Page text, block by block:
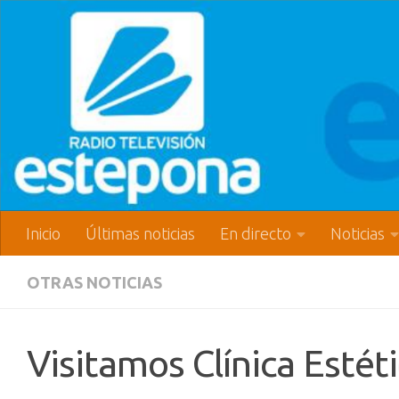
Inicio Últimas noticias En directo Noticias
OTRAS NOTICIAS
Visitamos Clínica